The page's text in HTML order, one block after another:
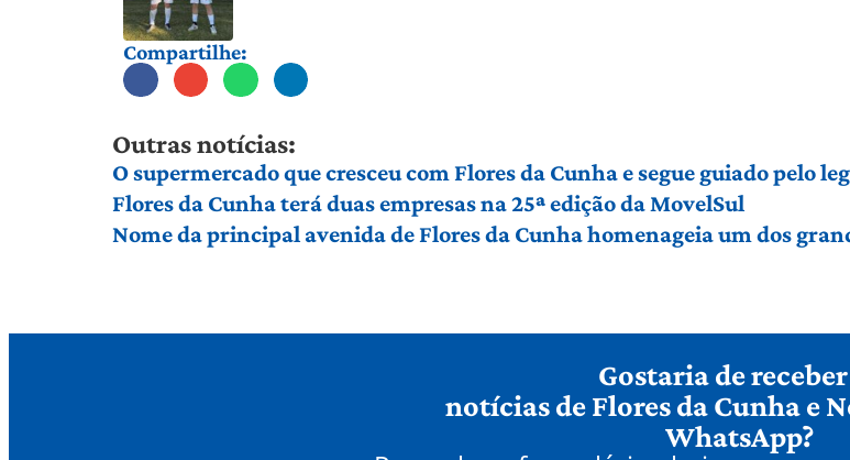
Compartilhe:
Outras notícias:
O supermercado que cresceu com Flores da Cunha e segue guiado pelo
Flores da Cunha terá duas empresas na 25ª edição da MovelSul
Nome da principal avenida de Flores da Cunha homenageia um dos
Gostaria de
notícias de Flores da Cunha e
WhatsApp?